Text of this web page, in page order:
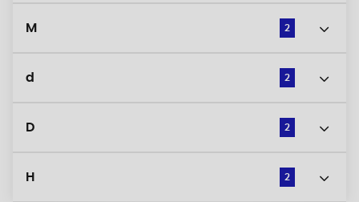
M 2
d 2
D 2
H 2